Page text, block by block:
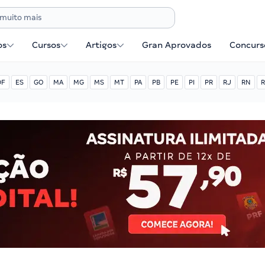
Cursos Artigos Gran Aprovados
ES GO MA MG MS MT PA PB PE PI PR RJ RN